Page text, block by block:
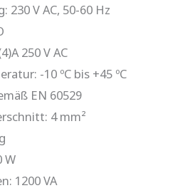
230 V AC, 50-60 Hz
250 V AC
-10 ºC bis +45 ºC
EN 60529
4 mm²
W
1200 VA